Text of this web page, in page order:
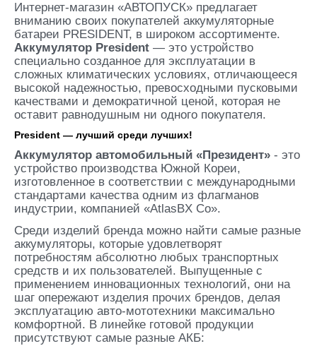
Интернет-магазин «АВТОПУСК» предлагает
вниманию своих покупателей аккумуляторные
батареи PRESIDENT, в широком ассортименте.
Аккумулятор President — это устройство
специально созданное для эксплуатации в
сложных климатических условиях, отличающееся
высокой надежностью, превосходными пусковыми
качествами и демократичной ценой, которая не
оставит равнодушным ни одного покупателя.
President — лучший среди лучших!
Аккумулятор автомобильный «Президент» - это
устройство производства Южной Кореи,
изготовленное в соответствии с международными
стандартами качества одним из флагманов
индустрии, компанией «AtlasBX Co».
Среди изделий бренда можно найти самые разные
аккумуляторы, которые удовлетворят
потребностям абсолютно любых транспортных
средств и их пользователей. Выпущенные с
применением инновационных технологий, они на
шаг опережают изделия прочих брендов, делая
эксплуатацию авто-мототехники максимально
комфортной. В линейке готовой продукции
присутствуют самые разные АКБ: